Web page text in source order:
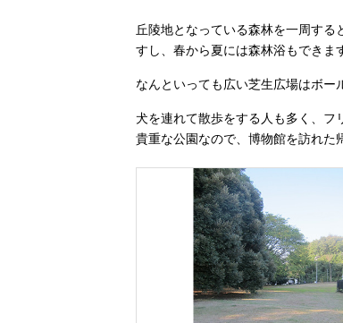
丘陵地となっている森林を一周す
すし、春から夏には森林浴もできま
なんといっても広い芝生広場はボー
犬を連れて散歩をする人も多く、フ
貴重な公園なので、博物館を訪れた